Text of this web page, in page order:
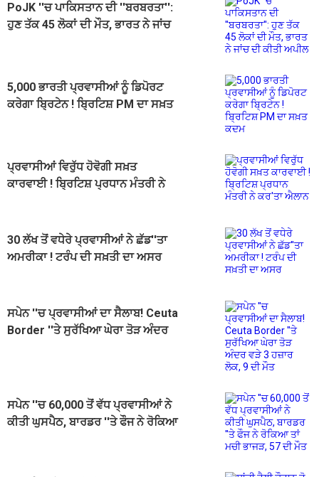
PoJK ''ਚ ਪਾਕਿਸਤਾਨ ਦੀ ''ਬਰਬਰਤਾ'':
ਹੁਣ ਤੱਕ 45 ਲੋਕਾਂ ਦੀ ਮੌਤ, ਭਾਰਤ ਨੇ ਜਾਂਚ
5,000 ਭਾਰਤੀ ਪ੍ਰਵਾਸੀਆਂ ਨੂੰ ਡਿਪੋਰਟ
ਕਰੇਗਾ ਬ੍ਰਿਟੇਨ ! ਬ੍ਰਿਟਿਸ਼ PM ਦਾ ਸਖ਼ਤ
ਪ੍ਰਵਾਸੀਆਂ ਵਿਰੁੱਧ ਹੋਵੋਗੀ ਸਖ਼ਤ
ਕਾਰਵਾਈ ! ਬ੍ਰਿਟਿਸ਼ ਪ੍ਰਧਾਨ ਮੰਤਰੀ ਨੇ
30 ਲੱਖ ਤੋਂ ਵਧੇਰੇ ਪ੍ਰਵਾਸੀਆਂ ਨੇ ਛੱਡ''ਤਾ
ਅਮਰੀਕਾ ! ਟਰੰਪ ਦੀ ਸਖ਼ਤੀ ਦਾ ਅਸਰ
ਸਪੇਨ ''ਚ ਪ੍ਰਵਾਸੀਆਂ ਦਾ ਸੈਲਾਬ! Ceuta
Border ''ਤੇ ਸੁਰੱਖਿਆ ਘੇਰਾ ਤੋੜ ਅੰਦਰ
ਸਪੇਨ ''ਚ 60,000 ਤੋਂ ਵੱਧ ਪ੍ਰਵਾਸੀਆਂ ਨੇ
ਕੀਤੀ ਘੁਸਪੈਠ, ਬਾਰਡਰ ''ਤੇ ਫੌਜ ਨੇ ਰੋਕਿਆ